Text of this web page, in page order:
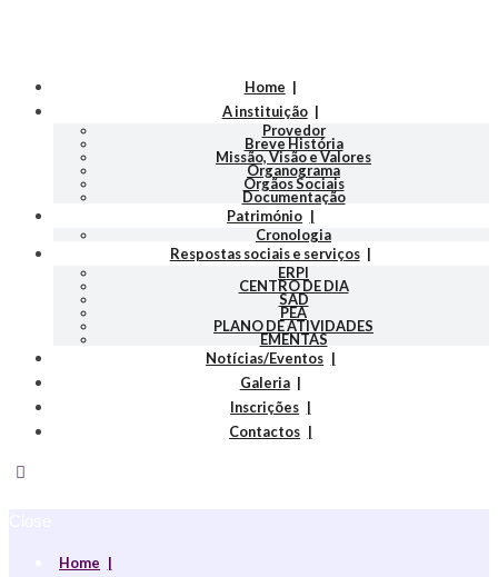
Home
A instituição
Provedor
Breve História
Missão, Visão e Valores
Organograma
Orgãos Sociais
Documentação
Património
Cronologia
Respostas sociais e serviços
ERPI
CENTRO DE DIA
SAD
PEA
PLANO DE ATIVIDADES
EMENTAS
Notícias/Eventos
Galeria
Inscrições
Contactos
Home